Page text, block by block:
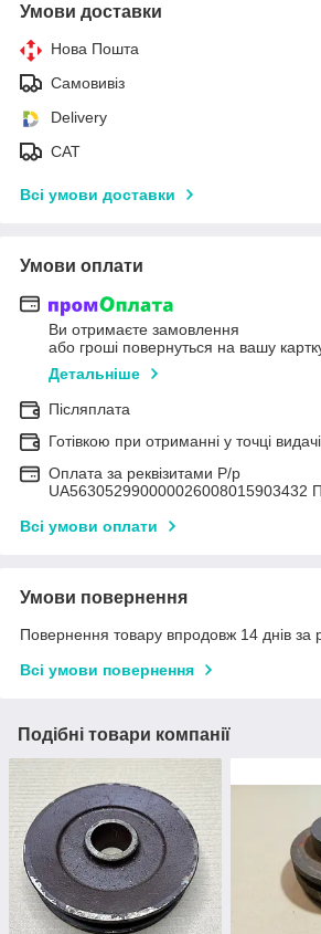
Умови доставки
Нова Пошта
Самовивіз
Delivery
САТ
Всі умови доставки
Умови оплати
Ви отримаєте замовлення
або гроші повернуться на вашу
Детальніше
Післяплата
Готівкою при отриманні у точці видачі
Оплата за реквізитами Р/р
UA563052990000026008015903432
Всі умови оплати
Умови повернення
Повернення товару впродовж 14 днів за
Всі умови повернення
Подібні товари компанії